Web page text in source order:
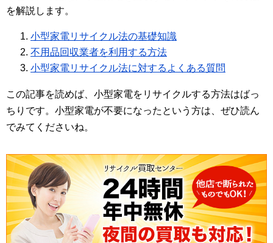
を解説します。
小型家電リサイクル法の基礎知識
不用品回収業者を利用する方法
小型家電リサイクル法に対するよくある質問
この記事を読めば、小型家電をリサイクルする方法はばっ
ちりです。小型家電が不要になったという方は、ぜひ読ん
でみてくださいね。